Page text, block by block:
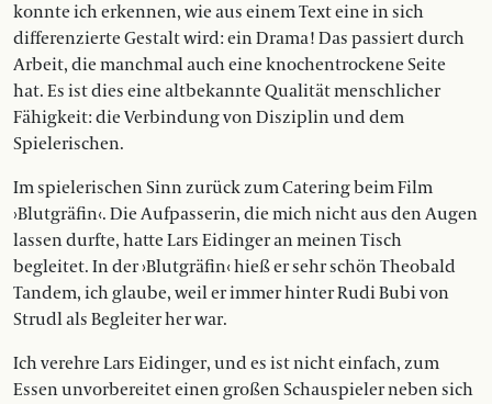
konnte ich erkennen, wie aus einem Text eine in sich
differenzierte Gestalt wird: ein Drama! Das passiert durch
Arbeit, die manchmal auch eine knochentrockene Seite
hat. Es ist dies eine altbekannte Qualität menschlicher
Fähigkeit: die Verbindung von Disziplin und dem
Spielerischen.
Im spielerischen Sinn zurück zum Catering beim Film
›Blutgräfin‹. Die Aufpasserin, die mich nicht aus den Augen
lassen durfte, hatte Lars Eidinger an meinen Tisch
begleitet. In der ›Blutgräfin‹ hieß er sehr schön Theobald
Tandem, ich glaube, weil er immer hinter Rudi Bubi von
Strudl als Begleiter her war.
Ich verehre Lars Eidinger, und es ist nicht einfach, zum
Essen unvorbereitet einen großen Schauspieler neben sich